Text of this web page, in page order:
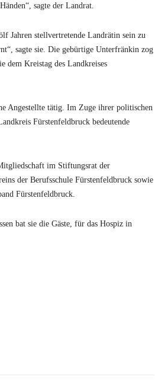
sagte der Landrat.
Jahren stellvertretende Landrätin sein zu
sagte sie. Die gebürtige Unterfränkin zog
dem Kreistag des Landkreises
Angestellte tätig. Im Zuge ihrer politischen
Fürstenfeldbruck bedeutende
im Stiftungsrat der
der Berufsschule Fürstenfeldbruck sowie
Fürstenfeldbruck.
bat sie die Gäste, für das Hospiz in